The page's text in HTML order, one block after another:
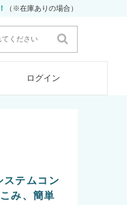
（※在庫ありの場合）
ログイン
ステムコン
み、簡単